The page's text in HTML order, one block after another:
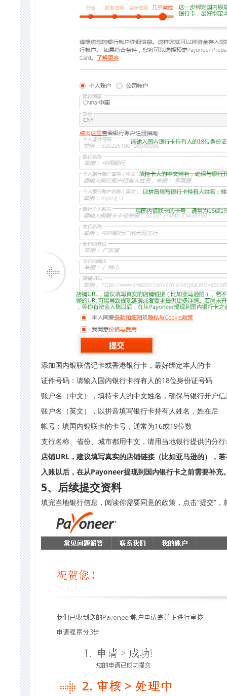
添加国内银联借记卡或香港银行卡，最好绑定本人的卡
证件号码：请输入国内银行卡持有人的18位身份证号码
账户名（中文），填持卡人的中文姓名，确保与银行开户
账户名（英文），以拼音填写银行卡持有人姓名，姓在后
帐号：填国内银联卡的卡号，通常为16或19位数
支行名称、省份、城市都用中文，请用当地银行提供的分
店铺URL，建议填写真实的店铺链接（比如亚马逊的），
入账以后，在从Payoneer提现到国内银行卡之前需要补充
5、后续提交资料
填完当地银行信息，阅读你需要同意的政策，点击“提交”